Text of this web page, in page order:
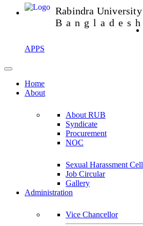
Rabindra University
Bangladesh
APPS
Home
About
About RUB
Syndicate
Procurement
NOC
Sexual Harassment Cell
Job Circular
Gallery
Administration
Vice Chancellor